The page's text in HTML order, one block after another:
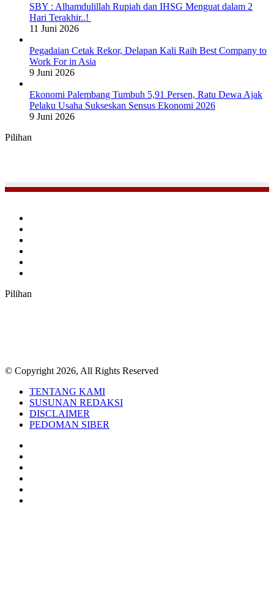
SBY : Alhamdulillah Rupiah dan IHSG Menguat dalam 2
Hari Terakhir..!
11 Juni 2026
Pegadaian Cetak Rekor, Delapan Kali Raih Best Company to
Work For in Asia
9 Juni 2026
Ekonomi Palembang Tumbuh 5,91 Persen, Ratu Dewa Ajak
Pelaku Usaha Sukseskan Sensus Ekonomi 2026
9 Juni 2026
Pilihan
Pilihan
© Copyright 2026, All Rights Reserved
TENTANG KAMI
SUSUNAN REDAKSI
DISCLAIMER
PEDOMAN SIBER